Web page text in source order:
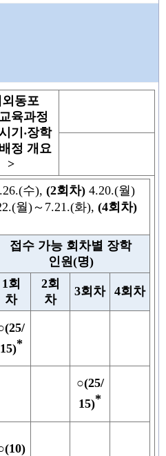
동포
육과정
기 ‧장학
정 개요
>
수), (2회차) 4.20.(월)
월)～ 7.21.(화), (4회차)
접수 가능 회차별 장학
인원(명)
1회
차
2회
차
3회차 4회차
(25/
15)*
○(25/
15)*
(10)